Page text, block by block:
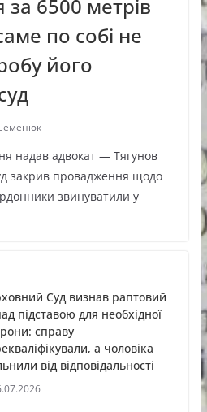
6500 метрів
по собі не
його
надав адвокат — Тягунов
закрив провадження щодо
звинуватили у
Суд визнав раптовий
підставою для необхідної
справу
а чоловіка
від відповідальності